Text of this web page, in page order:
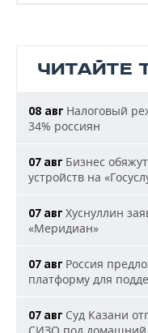
ЧИТАЙТЕ
08 авг Налоговый
34% россиян
07 авг Бизнес
устройств на
07 авг Хуснуллин
«Меридиан»
07 авг Россия
платформу для
07 авг Суд Казани